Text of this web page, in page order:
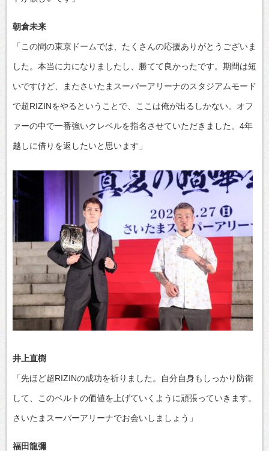
朝倉未来
「この間の東京ドームでは、たくさんの応援ありがとうございま
した。本当に力になりましたし、勝てて良かったです。期間は短
いですけど、またさいたまスーパーアリーナのスタジアムモード
で超RIZINをやるということで、ここは俺が出るしかない。オフ
ァーの中で一番強いクレベルを指名させていただきました。4年
越しに借りを返したいと思います」
井上直樹
「先ほど超RIZINの成功を祈りました。自分自身もしっかり防衛
して、このベルトの価値を上げていくように頑張っていきます。
さいたまスーパーアリーナでお会いしましょう」
福田龍彌